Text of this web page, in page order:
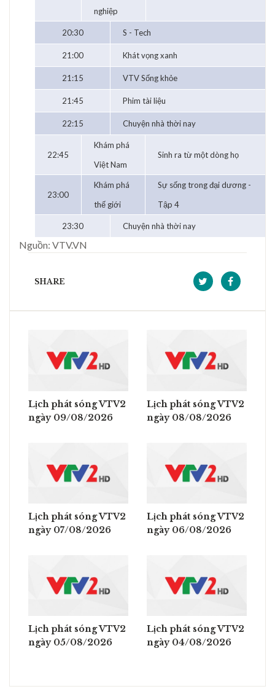
nghiệp
20:30 S - Tech
21:00 Khát vọng xanh
21:15 VTV Sống khỏe
21:45 Phim tài liệu
22:15 Chuyện nhà thời nay
22:45
Khám phá
Việt Nam
Sinh ra từ một dòng họ
23:00
Khám phá
thế giới
Sự sống trong đại dương -
Tập 4
23:30 Chuyện nhà thời nay
Nguồn: VTV.VN
SHARE
Lịch phát sóng VTV2
ngày 09/08/2026
Lịch phát sóng VTV2
ngày 08/08/2026
Lịch phát sóng VTV2
ngày 07/08/2026
Lịch phát sóng VTV2
ngày 06/08/2026
Lịch phát sóng VTV2
ngày 05/08/2026
Lịch phát sóng VTV2
ngày 04/08/2026